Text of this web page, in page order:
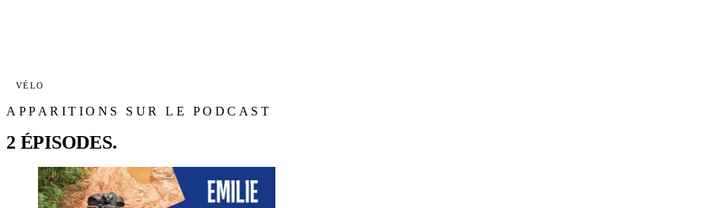
VÉLO
APPARITIONS SUR LE PODCAST
2 ÉPISODES.